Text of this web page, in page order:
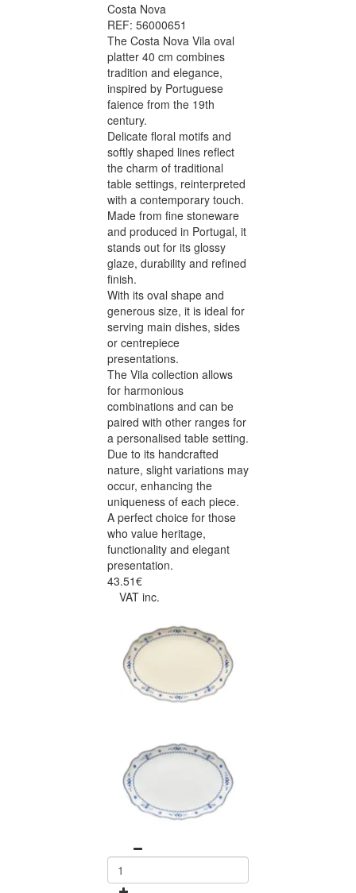
Costa Nova
REF: 56000651
The Costa Nova Vila oval
platter 40 cm combines
tradition and elegance,
inspired by Portuguese
faience from the 19th
century.
Delicate floral motifs and
softly shaped lines reflect
the charm of traditional
table settings, reinterpreted
with a contemporary touch.
Made from fine stoneware
and produced in Portugal, it
stands out for its glossy
glaze, durability and refined
finish.
With its oval shape and
generous size, it is ideal for
serving main dishes, sides
or centrepiece
presentations.
The Vila collection allows
for harmonious
combinations and can be
paired with other ranges for
a personalised table setting.
Due to its handcrafted
nature, slight variations may
occur, enhancing the
uniqueness of each piece.
A perfect choice for those
who value heritage,
functionality and elegant
presentation.
43.51€
VAT inc.